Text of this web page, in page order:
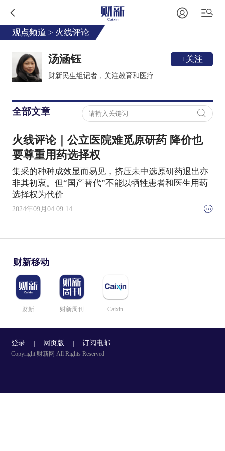
观点频道 > 火线评论
汤涵钰 +关注
财新民生组记者，关注教育和医疗
全部文章
火线评论｜公立医院难觅原研药 降价也
要尊重用药选择权
集采的种种成效显而易见，挤压未中选原研药退出亦
非其初衷。但“国产替代”不能以牺牲患者和医生用药
选择权为代价
2024年09月04 09:14
财新移动
财新 财新周刊 Caixin
登录 网页版 订阅电邮
Copyright 财新网 All Rights Reserved